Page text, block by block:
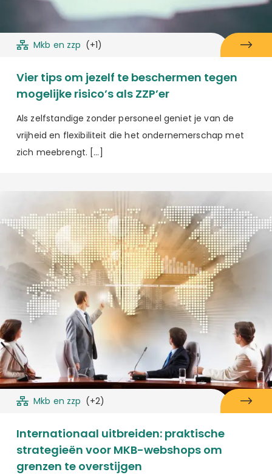
Mkb en zzp (+1)
Vier tips om jezelf te beschermen tegen
mogelijke risico’s als ZZP’er
Als zelfstandige zonder personeel geniet je van de
vrijheid en flexibiliteit die het ondernemerschap met
zich meebrengt. […]
Mkb en zzp (+2)
Internationaal uitbreiden: praktische
strategieën voor MKB-webshops om
grenzen te overstijgen